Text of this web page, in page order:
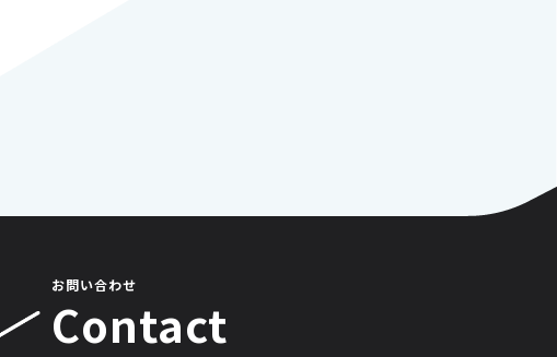
お問い合わせ
Contact